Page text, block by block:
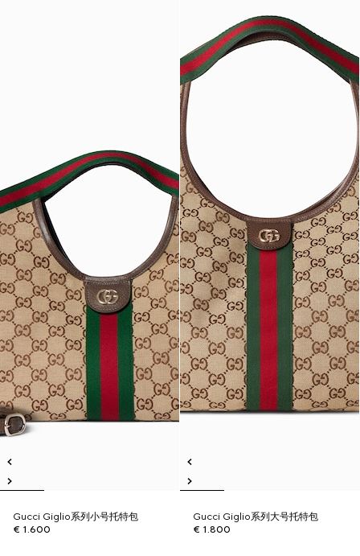
Gucci Giglio系列小号托特包
€ 1.600
Gucci Giglio系列大号托特包
€ 1.800